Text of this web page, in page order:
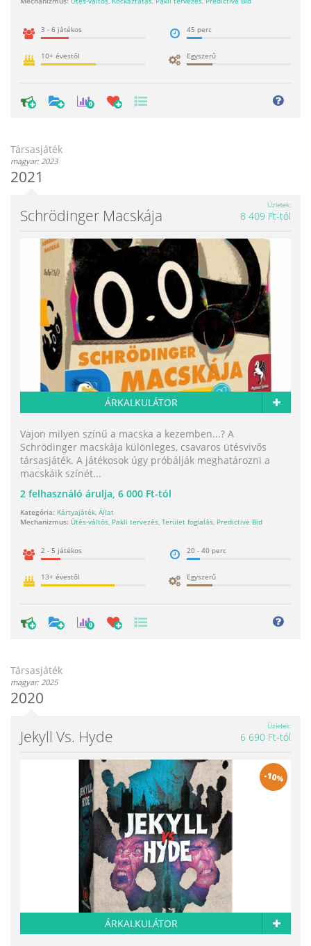
3 - 6 játékos 45 perc
10+ évestől Egyszerű
0
Társasjáték
magyar: 2023
2021
Schrödinger Macskája
Üzletek
8 409 Ft-tól
ÁRKALKULÁTOR
Vajon milyen színű a macska a kezemben...? A
Schrödinger macskája különleges, csavaros ütésvivős
társasjáték. A játékosok úgy próbálják meghatározni a
macskáik színét...
2 felhasználó árulja, 6 000 Ft-tól
Kategória: Kártyajáték, Állat
Mechanizmus: Ütés-váltós, Pakli tervezés, Terület foglalás, Predictive Bid
2 - 5 játékos 20 - 40 perc
13+ évestől Egyszerű
0
Társasjáték
magyar: 2025
2020
Jekyll Vs. Hyde
Üzletek
6 690 Ft-tól
-10%
ÁRKALKULÁTOR